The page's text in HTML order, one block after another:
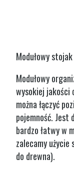
Modułowy
Modułowy
wysokiej jakości
można łączyć
pojemność. Jest
bardzo łatwy w
zalecamy użycie
do drewna).